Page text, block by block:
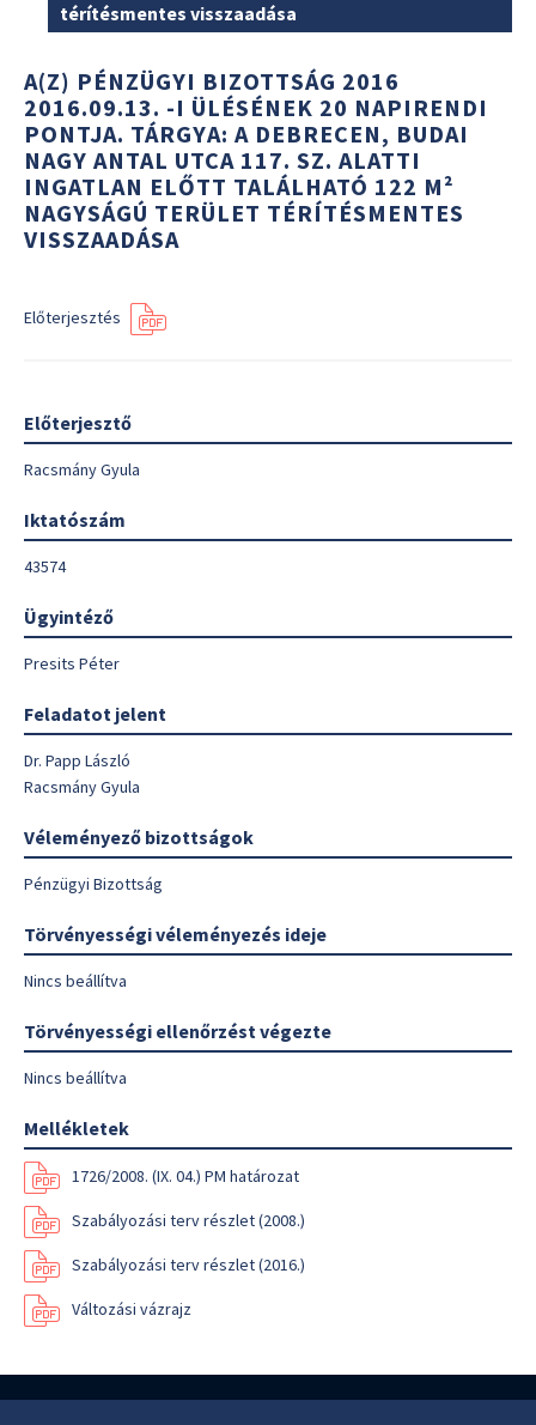
térítésmentes visszaadása
A(Z) PÉNZÜGYI BIZOTTSÁG 2016
2016.09.13. -I ÜLÉSÉNEK 20 NAPIRENDI
PONTJA. TÁRGYA: A DEBRECEN, BUDAI
NAGY ANTAL UTCA 117. SZ. ALATTI
INGATLAN ELŐTT TALÁLHATÓ 122 M²
NAGYSÁGÚ TERÜLET TÉRÍTÉSMENTES
VISSZAADÁSA
Előterjesztés
Előterjesztő
Racsmány Gyula
Iktatószám
43574
Ügyintéző
Presits Péter
Feladatot jelent
Dr. Papp László
Racsmány Gyula
Véleményező bizottságok
Pénzügyi Bizottság
Törvényességi véleményezés ideje
Nincs beállítva
Törvényességi ellenőrzést végezte
Nincs beállítva
Mellékletek
1726/2008. (IX. 04.) PM határozat
Szabályozási terv részlet (2008.)
Szabályozási terv részlet (2016.)
Változási vázrajz